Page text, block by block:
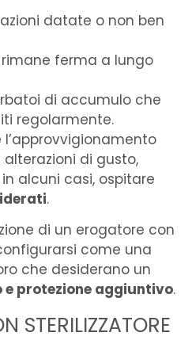
datate o non ben
ferma a lungo
di accumulo che
regolarmente.
di gusto,
alcuni casi, ospitare
.
di un erogatore con
come una
che desiderano un
protezione aggiuntivo.
STERILIZZATORE